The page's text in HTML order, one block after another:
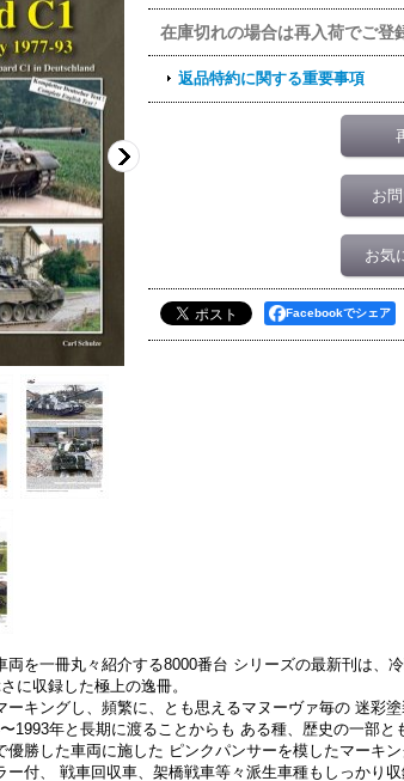
在庫切れの場合は再入荷でご登
返品特約に関する重要事項
お
お気
Facebookでシェア
両を一冊丸々紹介する8000番台 シリーズの最新刊は、
に収録した極上の逸冊。
ーキングし、頻繁に、とも思えるマヌーヴァ毎の 迷彩
1993年と長期に渡ることからも ある種、歴史の一部と
優勝した車両に施した ピンクパンサーを模したマーキ
ー付、 戦車回収車、架橋戦車等々派生車種もしっかり収